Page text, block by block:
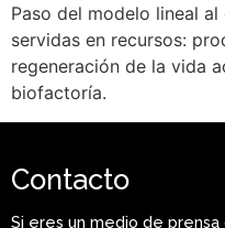
Paso del modelo lineal
servidas en recursos:
regeneración de la vida
biofactoría.
Contacto
Si eres un medio de